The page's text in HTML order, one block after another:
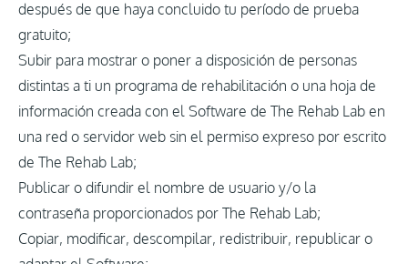
después de que haya concluido tu período de prueba
gratuito;
Subir para mostrar o poner a disposición de personas
distintas a ti un programa de rehabilitación o una hoja de
información creada con el Software de The Rehab Lab en
una red o servidor web sin el permiso expreso por escrito
de The Rehab Lab;
Publicar o difundir el nombre de usuario y/o la
contraseña proporcionados por The Rehab Lab;
Copiar, modificar, descompilar, redistribuir, republicar o